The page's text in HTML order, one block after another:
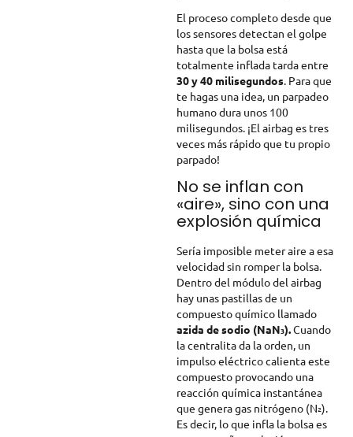
El proceso completo desde que
los sensores detectan el golpe
hasta que la bolsa está
totalmente inflada tarda entre
30 y 40 milisegundos. Para que
te hagas una idea, un parpadeo
humano dura unos 100
milisegundos. ¡El airbag es tres
veces más rápido que tu propio
parpado!
No se inflan con
«aire», sino con una
explosión química
Sería imposible meter aire a esa
velocidad sin romper la bolsa.
Dentro del módulo del airbag
hay unas pastillas de un
compuesto químico llamado
azida de sodio (NaN₃).Cuando
la centralita da la orden, un
impulso eléctrico calienta este
compuesto provocando una
reacción química instantánea
que genera gas nitrógeno (N₂).
Es decir, lo que infla la bolsa es